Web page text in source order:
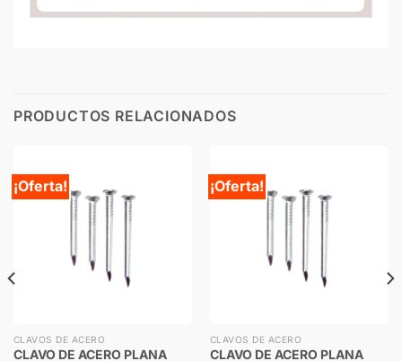
PRODUCTOS RELACIONADOS
¡Oferta!
CLAVOS DE ACERO
CLAVO DE ACERO PLANA
¡Oferta!
CLAVOS DE ACERO
CLAVO DE ACERO PLANA